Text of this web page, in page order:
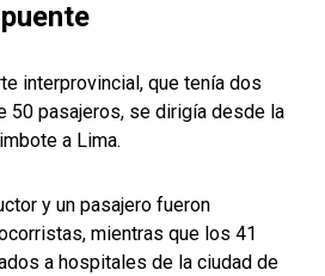
interprovincial, que tenía dos
50 pasajeros, se dirigía desde la
a Lima.
y un pasajero fueron
mientras que los 41
a hospitales de la ciudad de